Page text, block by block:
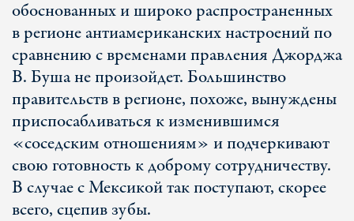
обоснованных и широко распространенных
в регионе антиамериканских настроений по
сравнению с временами правления Джорджа
В. Буша не произойдет. Большинство
правительств в регионе, похоже, вынуждены
приспосабливаться к изменившимся
«соседским отношениям» и подчеркивают
свою готовность к доброму сотрудничеству.
В случае с Мексикой так поступают, скорее
всего, сцепив зубы.